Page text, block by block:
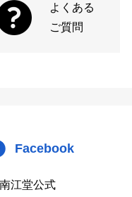
よくある
ご質問
Facebook
南江堂公式